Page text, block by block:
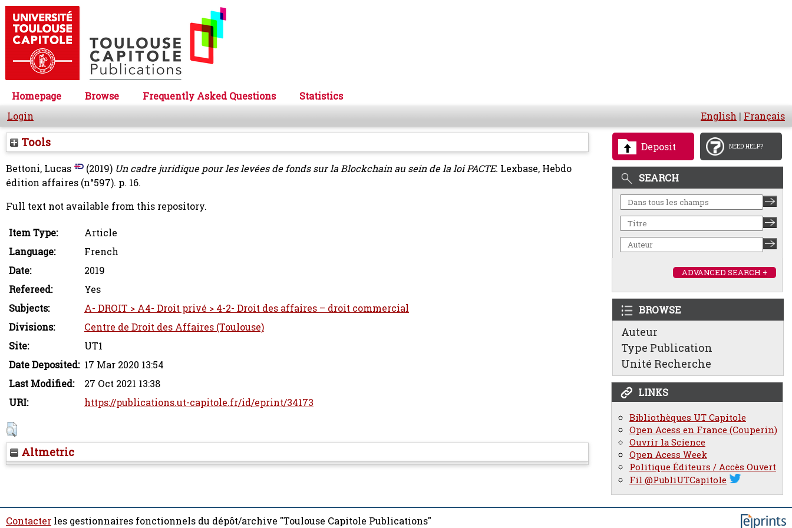
Homepage Browse Frequently Asked Questions
Statistics
Login
English | Français
Deposit NEED HELP?
SEARCH
ADVANCED SEARCH +
BROWSE
Auteur
Type Publication
Unité Recherche
LINKS
Bibliothèques UT Capitole
Open Acess en France (Couperin)
Ouvrir la Science
Open Acess Week
Politique Éditeurs / Accès Ouvert
Fil @PubliUTCapitole
Tools
Bettoni, Lucas (2019) Un cadre juridique pour les levées de fonds sur la Blockchain au sein de la loi PACTE. Lexbase, Hebdo
édition affaires (n°597). p. 16.
Full text not available from this repository.
Item Type:
Article
Language:
French
Date:
2019
Refereed:
Yes
Subjects:
A- DROIT > A4- Droit privé > 4-2- Droit des affaires – droit commercial
Divisions:
Centre de Droit des Affaires (Toulouse)
Site:
UT1
Date Deposited: 17 Mar 2020 13:54
Last Modified:
27 Oct 2021 13:38
URI:
https://publications.ut-capitole.fr/id/eprint/34173
Altmetric
Contacter les gestionnaires fonctionnels du dépôt/archive "Toulouse Capitole Publications"